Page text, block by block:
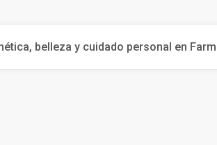
belleza y cuidado personal en